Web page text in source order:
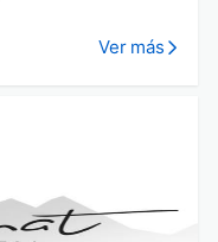
Ver más